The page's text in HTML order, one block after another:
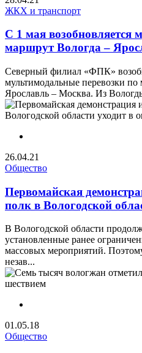
ЖКХ и транспорт
С 1 мая возобновляется
маршрут Вологда –
Северный филиал «ФПК»
мультимодальные перевозки
Ярославль – Москва. Из
26.04.21
Общество
Первомайская
полк в Вологодской
В Вологодской области
установленные ранее
массовых мероприятий.
незав...
01.05.18
Общество